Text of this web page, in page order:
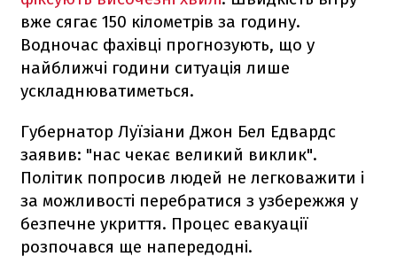
вже сягає 150 кілометрів за годину.
Водночас фахівці прогнозують, що у
найближчі години ситуація лише
ускладнюватиметься.
Губернатор Луїзіани Джон Бел Едвардс
заявив: "нас чекає великий виклик".
Політик попросив людей не легковажити і
за можливості перебратися з узбережжя у
безпечне укриття. Процес евакуації
розпочався ще напередодні.